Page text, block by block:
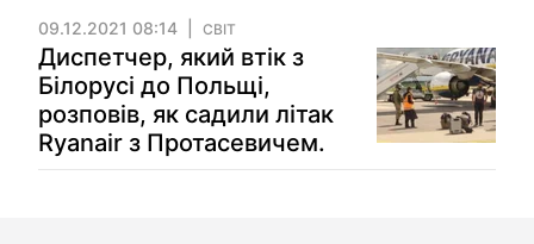
09.12.2021 08:14 СВІТ
Диспетчер, який втік з
Білорусі до Польщі,
розповів, як садили літак
Ryanair з Протасевичем.